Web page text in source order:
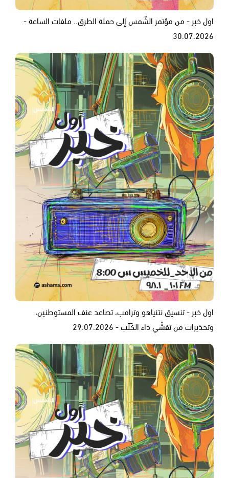
اول خبر - من مؤتمر الشّمس إلى حملة الطرق.. ملفات الساعة -
30.07.2026
اول خبر - تنسيق نتنياهو وترامب، تصاعد عنف المستوطنين،
وتحذيرات من تفشّي داء الكَلَب - 29.07.2026